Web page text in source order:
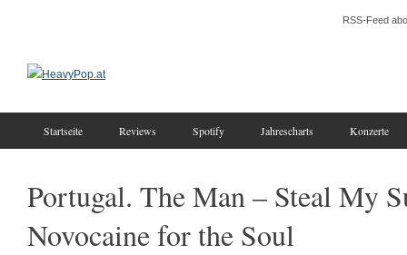
RSS-Feed
Startseite Reviews Spotify Jahrescharts Konzerte
Portugal. The Man – Steal My
Novocaine for the Soul